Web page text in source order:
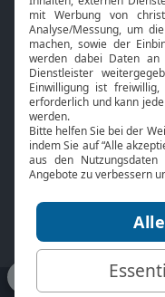
Bibel TV
Über uns
Jobs
Mediadaten
bibeltv.de: